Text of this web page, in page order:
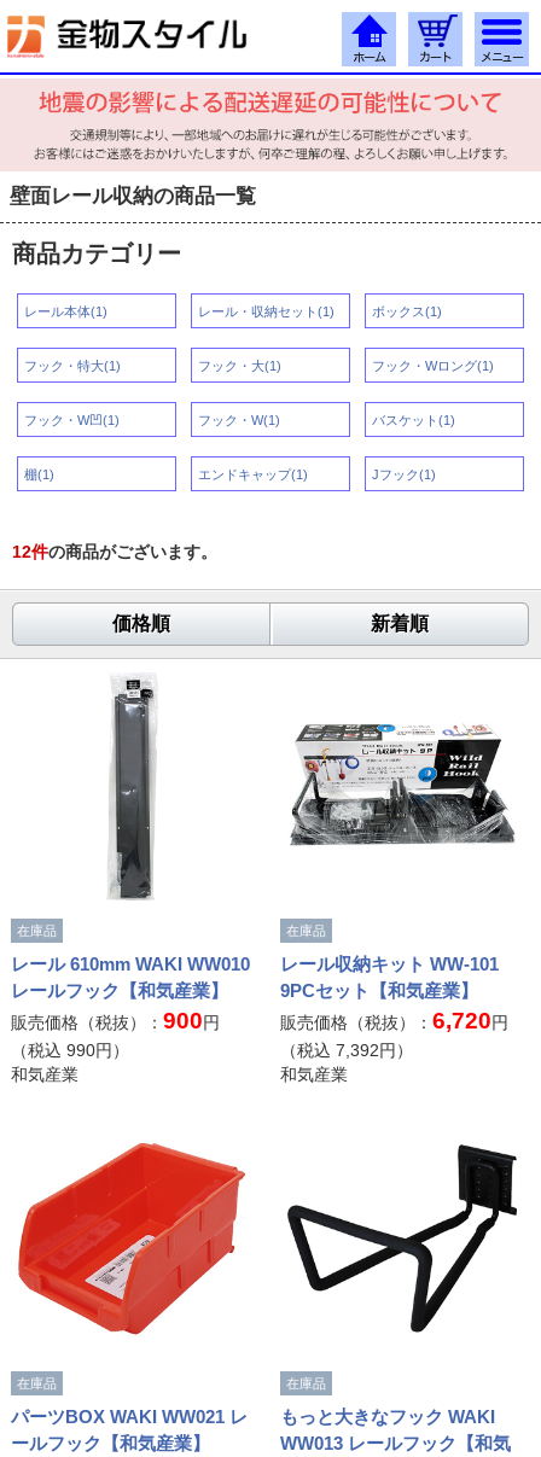
壁面レール収納の商品一覧
商品カテゴリー
レール本体(1) レール・収納セット(1) ボックス(1)
フック・特大(1) フック・大(1) フック・Wロング(1)
フック・W凹(1) フック・W(1) バスケット(1)
棚(1) エンドキャップ(1) Jフック(1)
12件の商品がございます。
価格順 新着順
在庫品
レール 610mm WAKI WW010
レールフック【和気産業】
販売価格（税抜）： 900円
（税込 990円）
和気産業
在庫品
レール収納キット WW-101
9PCセット【和気産業】
販売価格（税抜）：6,720円
（税込7,392円）
和気産業
在庫品
パーツBOX WAKI WW021 レ
ールフック【和気産業】
在庫品
もっと大きなフック WAKI
WW013 レールフック【和気